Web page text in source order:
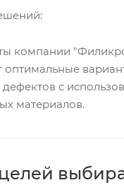
компании
оптимальные
дефектов с
материалов.